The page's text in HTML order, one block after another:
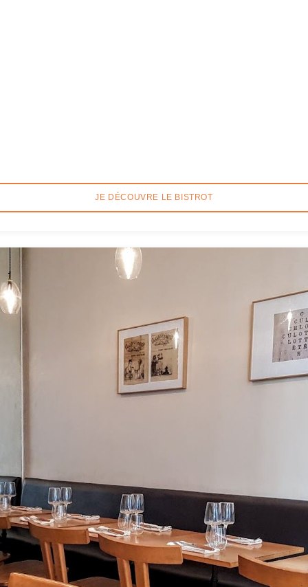
JE DÉCOUVRE LE BISTROT